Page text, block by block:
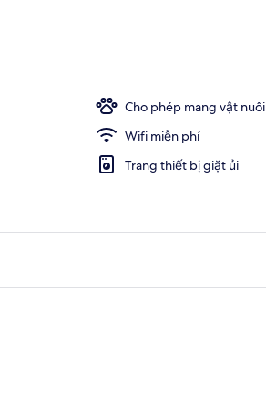
Cho phép mang vật nuôi
Wifi miễn phí
Trang thiết bị giặt ủi